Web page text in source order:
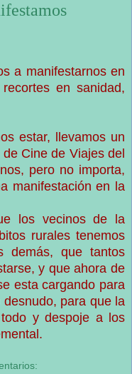
a manifestarnos en
en sanidad,
estar, llevamos un
Cine de Viajes del
pero no importa,
manifestación en la
los vecinos de la
rurales tenemos
demás, que tantos
y que ahora de
esta cargando para
para que la
y despoje a los